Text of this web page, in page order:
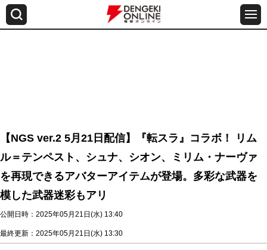
【NGS ver.2 5月21日配信】『転スラ』コラボ！ リム
ル＝テンペスト、シュナ、シオン、ミリム・ナーヴァ
を再現できるアバターアイテムが登場。多彩な武器を
模した武器迷彩もアリ
公開日時：2025年05月21日(水) 13:40
最終更新：2025年05月21日(水) 13:30